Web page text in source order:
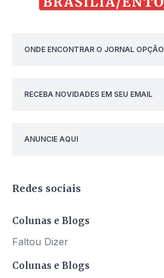
ONDE ENCONTRAR O JORNAL OPÇÃO
RECEBA NOVIDADES EM SEU EMAIL
ANUNCIE AQUI
Redes sociais
Colunas e Blogs
Faltou Dizer
Colunas e Blogs